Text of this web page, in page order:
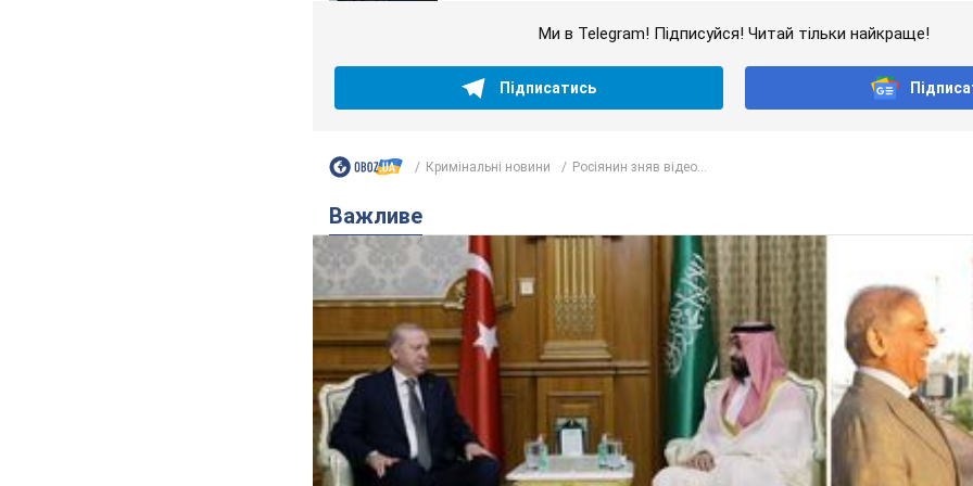
Ми в Telegram! Підписуйся! Читай тільки найкраще!
Підписатись
Кримінальні новини Росіянин зняв відео...
Важливе